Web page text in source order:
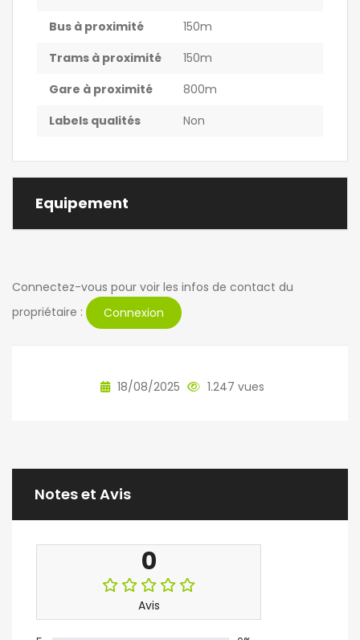
Bus à proximité
150m
Trams à proximité
150m
Gare à proximité
800m
Labels qualités
Non
Equipement
Connectez-vous pour voir les infos de contact du
propriétaire :
Connexion
18/08/2025 1.247 vues
Notes et Avis
0
Avis